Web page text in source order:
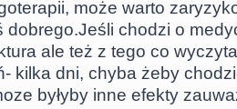
może warto
dobrego.Jeśli chodzi o
ale też z tego co
kilka dni, chyba żeby
byłyby inne efekty